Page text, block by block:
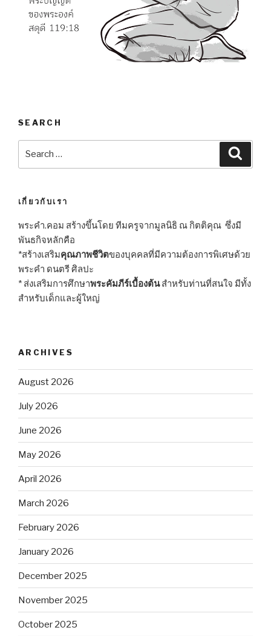
SEARCH
เกี่ยวกับเรา
พระคำ.คอม สร้างขึ้นโดย ทีมครูจากมูลนิธิ ณ กิตติคุณ ซึ่งมี
พันธกิจหลักคือ
*สร้างเสริมคุณภาพชีวิตของบุคคลที่มีความต้องการพิเศษด้วย
พระคำ ดนตรี ศิลปะ
* ส่งเสริมการศึกษาพระคัมภีร์เบื้องต้นสำหรับท่านที่สนใจ มีทั้ง
สำหรับเด็กและผู้ใหญ่
ARCHIVES
August 2026
July 2026
June 2026
May 2026
April 2026
March 2026
February 2026
January 2026
December 2025
November 2025
October 2025